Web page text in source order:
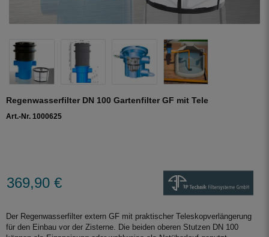
Regenwasserfilter DN 100 Gartenfilter GF mit Tele
Art.-Nr. 1000625
369,90 €
Der Regenwasserfilter extern GF mit praktischer Teleskopverlängerung
für den Einbau vor der Zisterne. Die beiden oberen Stutzen DN 100